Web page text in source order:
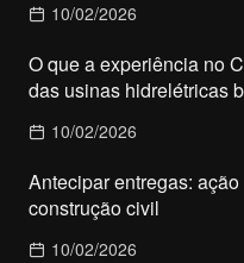
10/02/2026
O que a experiência no
das usinas hidrelétricas
10/02/2026
Antecipar entregas:
construção civil
10/02/2026